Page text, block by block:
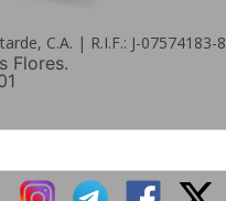
C.A. | R.I.F.: J-07574183-8
Flores.